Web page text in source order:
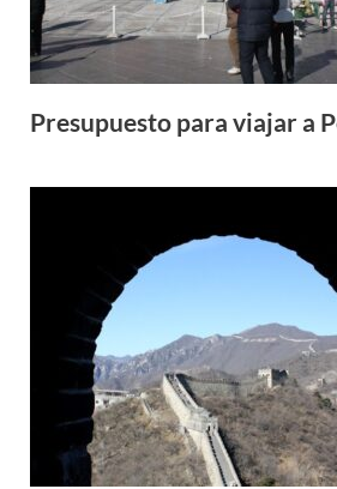
Presupuesto para viajar a